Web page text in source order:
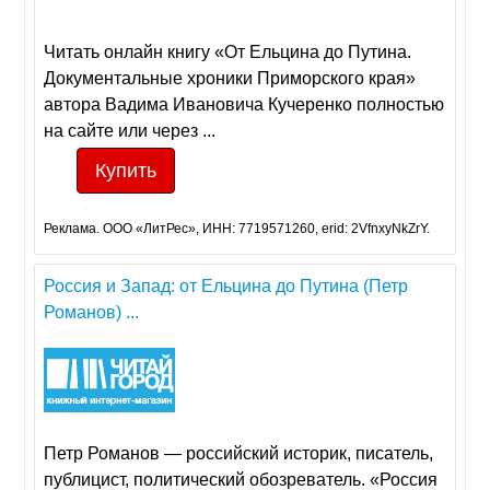
Читать онлайн книгу «От Ельцина до Путина.
Документальные хроники Приморского края»
автора Вадима Ивановича Кучеренко полностью
на сайте или через ...
Купить
Реклама. ООО «ЛитРес», ИНН: 7719571260, erid: 2VfnxyNkZrY.
Россия и Запад: от Ельцина до Путина (Петр
Романов) ...
Петр Романов — российский историк, писатель,
публицист, политический обозреватель. «Россия